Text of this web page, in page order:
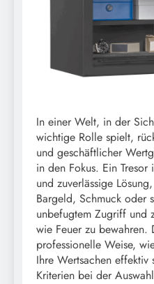
In einer Welt, in der
wichtige Rolle spielt,
und geschäftlicher
in den Fokus. Ein
und zuverlässige
Bargeld, Schmuck oder
unbefugtem Zugriff und
wie Feuer zu
professionelle Weise,
Ihre Wertsachen effektiv
Kriterien bei der